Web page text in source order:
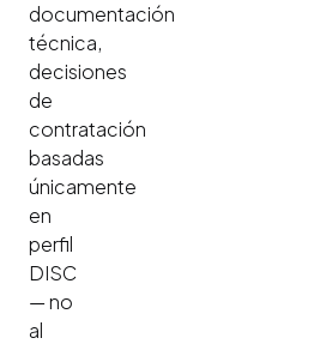
documentación
técnica,
decisiones
de
contratación
basadas
únicamente
en
perfil
DISC
— no
al